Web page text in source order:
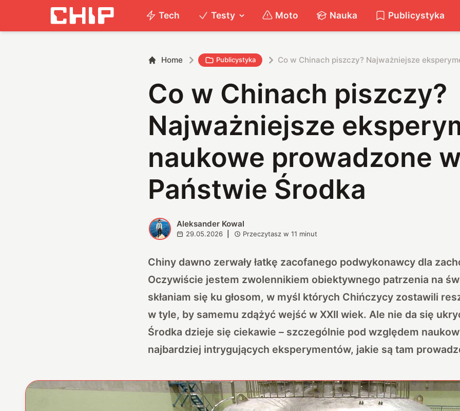
Tech Testy Moto Nauka Publicystyka
Home Publicystyka Co w Chinach piszczy? Najważniejsze
Co w Chinach piszczy?
Najważniejsze
naukowe prowadzone w
Państwie Środka
A Aleksander Kowal
29.05.2026 Przeczytasz w11 minut
Chiny dawno zerwały łatkę zacofanego podwykonawcy dla
Oczywiście jestem zwolennikiem obiektywnego patrzenia na
skłaniam się ku głosom, w myśl których Chińczycy zostawili
w tyle, by samemu zdążyć wejść w XXII wiek. Ale nie da się
Środka dzieje się ciekawie – szczególnie pod względem
najbardziej intrygujących eksperymentów, jakie są tam